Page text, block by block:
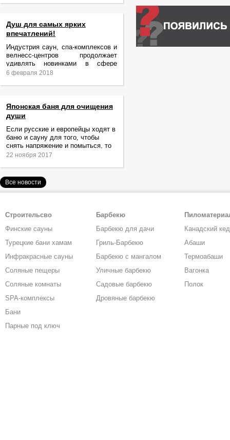
Душ для самых ярких
впечатлений!
Индустрия саун, спа-комплексов и
велнесс-центров продолжает
удивлять новинками в сфере
релаксации и ухода за телом.
6 февраля 2018
Японская баня для очищения
души
Если русские и европейцы ходят в
баню и сауну для того, чтобы
снять напряжение и помыться, то
жители Японии идут туда за
22 ноября 2017
Все новости
Строительсво
Финские сауны
Турецкие бани хамам
Инфракрасные сауны
Соляные пещеры
Соляные комнаты
SPA-комплексы
Бани
Парные под ключ
Барбекю
Барбекю для дачи
Гриль-Барбекю
Барбекю с мангалом
Уличные барбекю
Садовые барбекю
Дровяные барбекю
Канадский
Абаши
Термоабаши
Вагонка
Полок